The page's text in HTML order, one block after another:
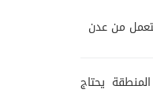
من عدن
يحتاج